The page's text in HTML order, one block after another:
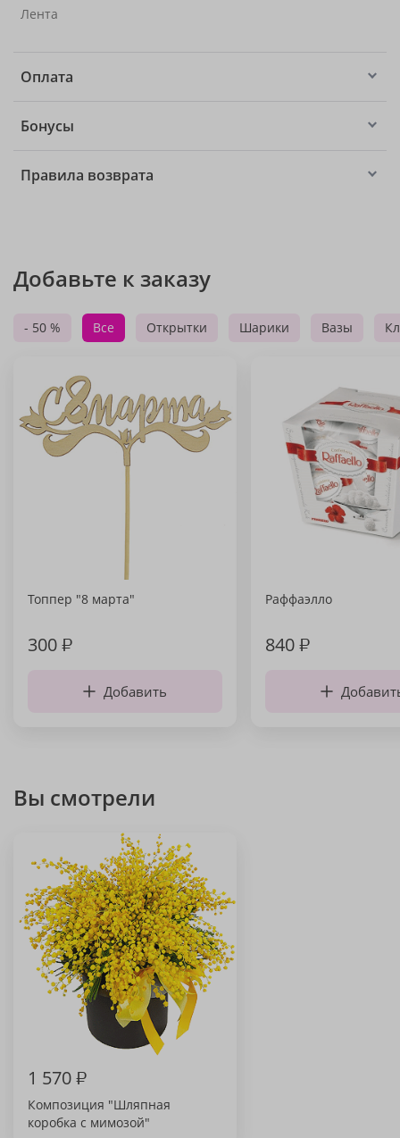
Лента
Оплата
Бонусы
Правила возврата
Добавьте к заказу
- 50 % Все Открытки Шарики Вазы
Топпер "8 марта"
300₽
Добавить
Раффаэлло
840₽
Вы смотрели
1 570₽
Композиция "Шляпная
коробка с мимозой"